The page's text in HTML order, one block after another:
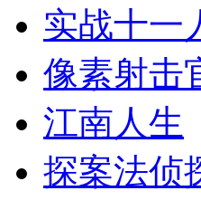
实战十一
像素射击
江南人生
探案法侦